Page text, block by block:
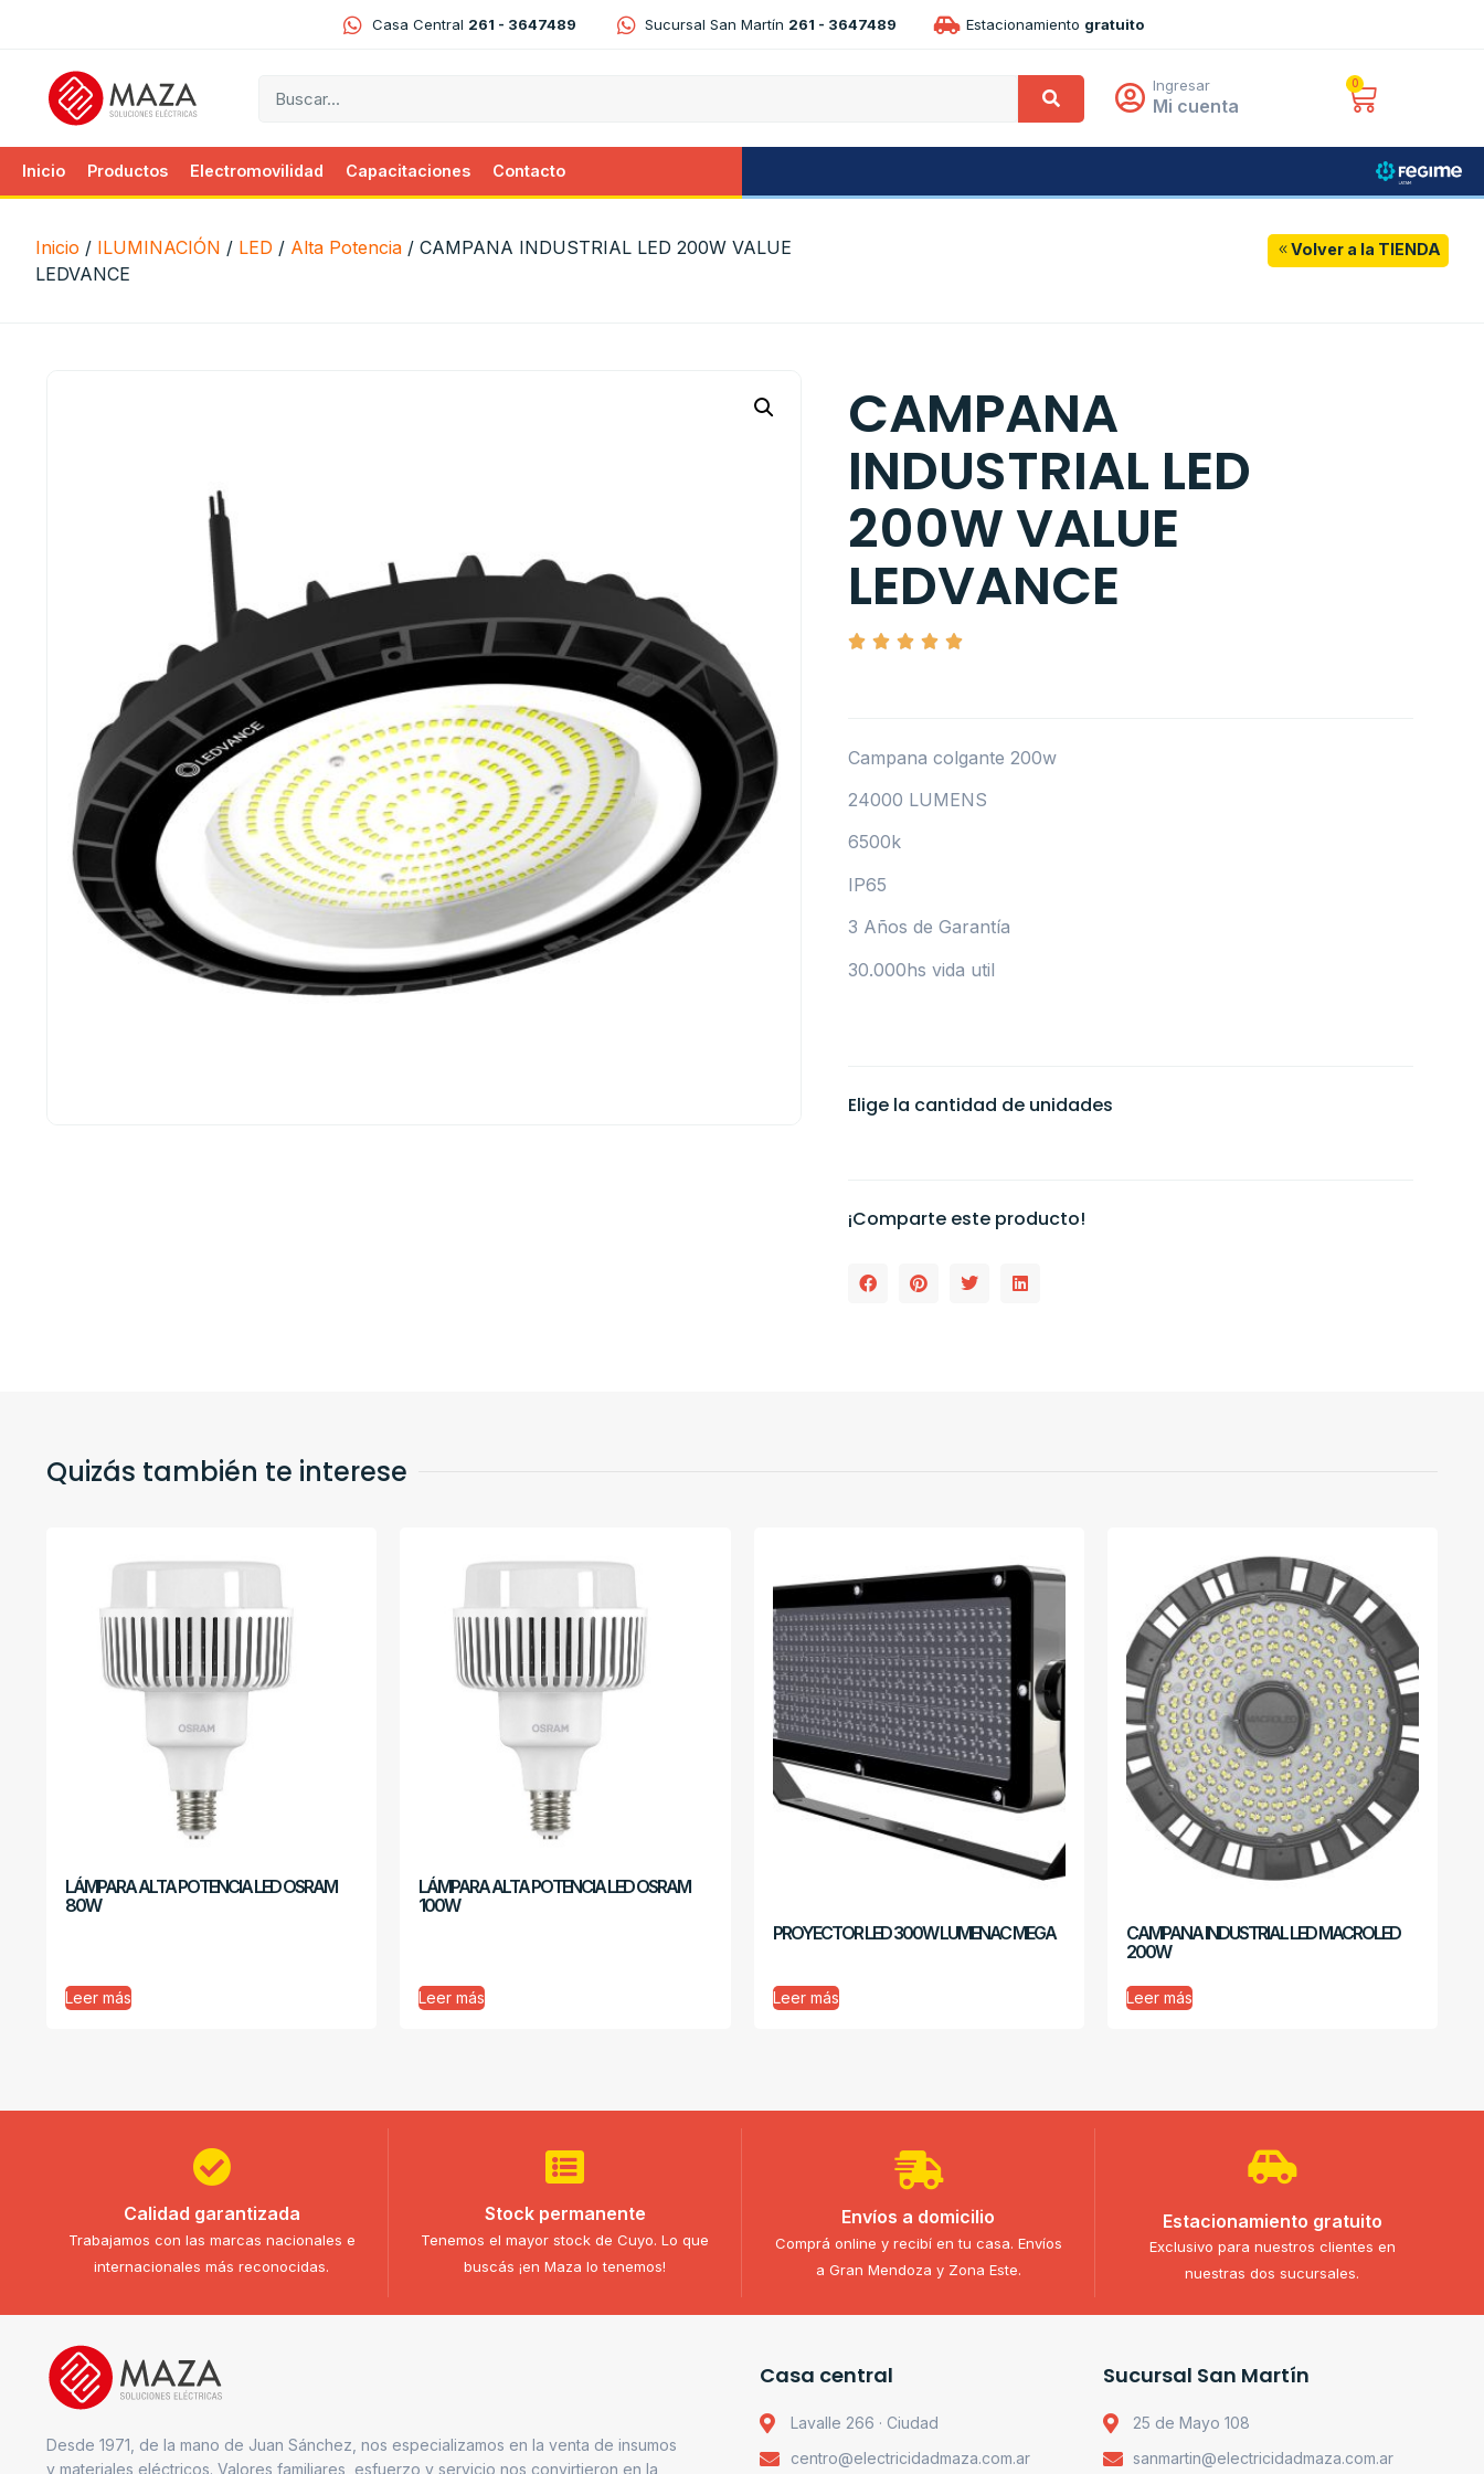
Casa Central 261 - 3647489 Sucursal San Martín 261 - 3647489 Estacionamiento gratuito
Ingresar
Mi cuenta
0
Inicio Productos Electromovilidad Capacitaciones Contacto
Inicio / ILUMINACIÓN / LED / Alta Potencia / CAMPANA INDUSTRIAL LED 200W VALUE
LEDVANCE
Volver a la TIENDA
CAMPANA
INDUSTRIAL LED
200W VALUE
LEDVANCE
Campana colgante 200w
24000 LUMENS
6500k
IP65
3 Años de Garantía
30.000hs vida util
Elige la cantidad de unidades
¡Comparte este producto!
Quizás también te interese
LÁMPARA ALTA POTENCIA LED OSRAM
80W
Leer más
LÁMPARA ALTA POTENCIA LED OSRAM
100W
Leer más
PROYECTOR LED 300W LUMENAC MEGA
Leer más
CAMPANA INDUSTRIAL LED MACROLED
200W
Leer más
Calidad garantizada
Trabajamos con las marcas nacionales e
internacionales más reconocidas.
Stock permanente
Tenemos el mayor stock de Cuyo. Lo que
buscás ¡en Maza lo tenemos!
Envíos a domicilio
Comprá online y recibí en tu casa. Envíos
a Gran Mendoza y Zona Este.
Estacionamiento gratuito
Exclusivo para nuestros clientes en
nuestras dos sucursales.
Desde 1971, de la mano de Juan Sánchez, nos especializamos en la venta de insumos
y materiales eléctricos. Valores familiares, esfuerzo y servicio nos convirtieron en la
Casa central
Lavalle 266 · Ciudad
centro@electricidadmaza.com.ar
Sucursal San Martín
25 de Mayo 108
sanmartin@electricidadmaza.com.ar